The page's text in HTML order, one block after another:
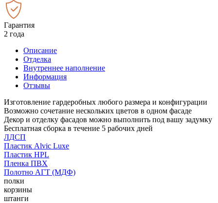
Гарантия
2 года
Описание
Отделка
Внутреннее наполнение
Информация
Отзывы
Изготовление гардеробных любого размера и конфигурации
Возможно сочетание нескольких цветов в одном фасаде
Декор и отделку фасадов можно выполнить под вашу задумку
Бесплатная сборка в течение 5 рабочих дней
ЛДСП
Пластик Alvic Luxe
Пластик HPL
Пленка ПВХ
Полотно АГТ (МДФ)
полки
корзины
штанги